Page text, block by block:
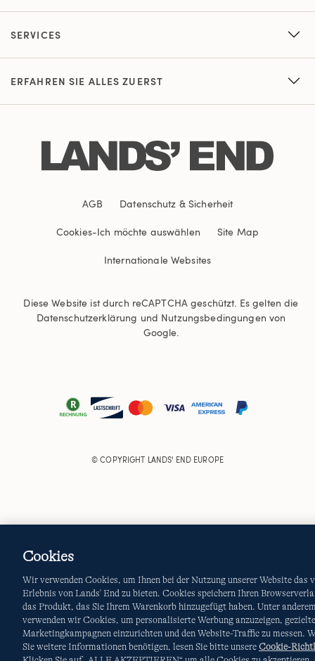
SERVICES
ERFAHREN SIE ALLES ZUERST
AGB Datenschutz & Sicherheit
Cookies-Ich möchte auswählen Site Map
Internationale Websites
Diese Website ist durch reCAPTCHA geschützt. Es gelten die
Datenschutzerklärung und Nutzungsbedingungen von
Google.
© COPYRIGHT LANDS' END EUROPE
Cookies
Wir verwenden Cookies, um Ihnen bei der Nutzung unserer Website das
Erlebnis von Lands' End zu bieten. Cookies speichern Ihren
das Produkt, das Sie Ihrem Warenkorb hinzugefügt haben. Unter
verwenden wir Cookies, um personalisierte Werbung anzuzeigen, gezielte
Marketingkampagnen einzurichten und den Website-Traffic zu messen.
Sie weitere Informationen benötigen, lesen Sie bitte unsere Cookie-